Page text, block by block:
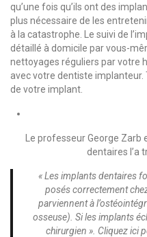
qu’une fois qu’ils ont des
plus nécessaire de les
à la catastrophe.
Le suivi de
détaillé à domicile par vous-
nettoyages réguliers par votre
avec votre dentiste
de votre implant.
Le professeur George
dentaires l’a
« Les implants dentaires
posés correctement
parviennent à
osseuse). Si les implants
chirurgien ». Cliquez ici